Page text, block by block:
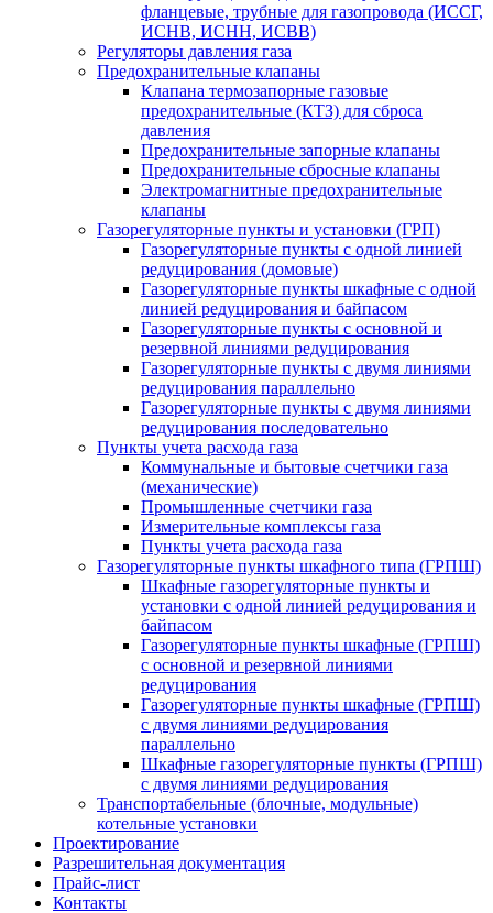
фланцевые, трубные для газопровода (ИССГ,
ИСНВ, ИСНН, ИСВВ)
Регуляторы давления газа
Предохранительные клапаны
Клапана термозапорные газовые
предохранительные (КТЗ) для сброса
давления
Предохранительные запорные клапаны
Предохранительные сбросные клапаны
Электромагнитные предохранительные
клапаны
Газорегуляторные пункты и установки (ГРП)
Газорегуляторные пункты с одной линией
редуцирования (домовые)
Газорегуляторные пункты шкафные с одной
линией редуцирования и байпасом
Газорегуляторные пункты с основной и
резервной линиями редуцирования
Газорегуляторные пункты с двумя линиями
редуцирования параллельно
Газорегуляторные пункты с двумя линиями
редуцирования последовательно
Пункты учета расхода газа
Коммунальные и бытовые счетчики газа
(механические)
Промышленные счетчики газа
Измерительные комплексы газа
Пункты учета расхода газа
Газорегуляторные пункты шкафного типа (ГРПШ)
Шкафные газорегуляторные пункты и
установки c одной линией редуцирования и
байпасом
Газорегуляторные пункты шкафные (ГРПШ)
с основной и резервной линиями
редуцирования
Газорегуляторные пункты шкафные (ГРПШ)
с двумя линиями редуцирования
параллельно
Шкафные газорегуляторные пункты (ГРПШ)
c двумя линиями редуцирования
Транспортабельные (блочные, модульные)
котельные установки
Проектирование
Разрешительная документация
Прайс-лист
Контакты